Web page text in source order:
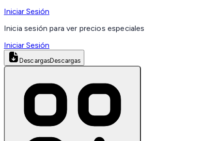
Iniciar Sesión
Inicia sesión para ver precios especiales
Iniciar Sesión
DescargasDescargas